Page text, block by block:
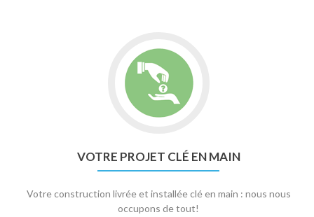
VOTRE PROJET CLÉ EN MAIN
Votre construction livrée et installée clé en main : nous nous
occupons de tout!